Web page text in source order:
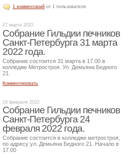
1 комментарий от 1 пользователя
27 марта 2022
Собрание Гильдии печников
Санкт-Петербурга 31 марта
2022 года.
Собрание состоится 31 марта в 17.00 в
колледже Метростроя. Ул. Демьяна Бедного
21.
Комментировать
19 февраля 2022
Собрание Гильдии печников
Санкт-Петербурга 24
февраля 2022 года.
Собрание состоится в колледже метростроя,
по адресу ул. Демьяна Бедного 21. Начало в
17.00